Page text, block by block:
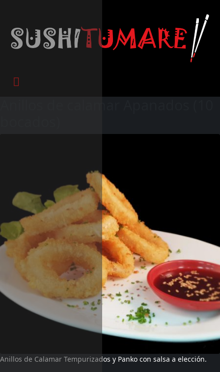
Anillos de Calamar Tempurizados y Panko con salsa a elección.